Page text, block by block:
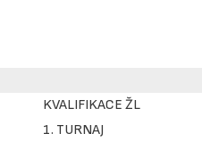
KVALIFIKACE ŽL
1. TURNAJ